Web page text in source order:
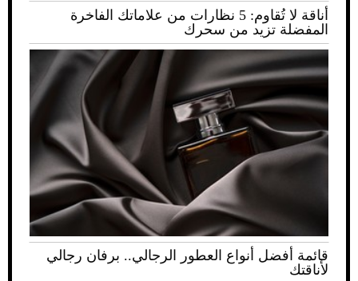
أناقة لا تُقاوم: 5 نظارات من علاماتك الفاخرة
المفضلة تزيد من سحرك
قائمة أفضل أنواع العطور الرجالي.. برفان رجالي
لأناقتك